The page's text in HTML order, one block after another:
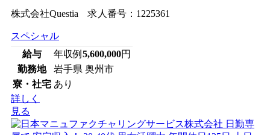
株式会社Questia 求人番号：1225361
スペシャル
給与
年収例 5,600,000円
勤務地
岩手県 奥州市
寮・社宅 あり
詳しく
見る